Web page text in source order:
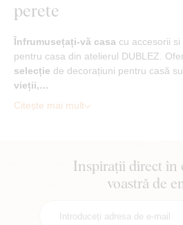
perete
Înfrumusețați-vă casa cu accesorii
pentru casa din atelierul DUBLEZ.
selecție de decorațiuni pentru casă
vieții,…
Citește mai mult
Inspirații direct în
voastră de